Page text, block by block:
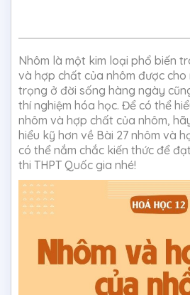
Nhôm là một kim loại phổ biến
và hợp chất của nhôm được
trọng ở đời sống hàng ngày
thí nghiệm hóa học. Để có thể
nhôm và hợp chất của nhôm,
hiểu kỹ hơn về Bài 27 nhôm và
có thể nắm chắc kiến thức để
thi THPT Quốc gia nhé!